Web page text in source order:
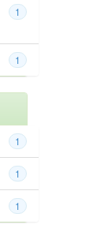
1
1
1
1
1